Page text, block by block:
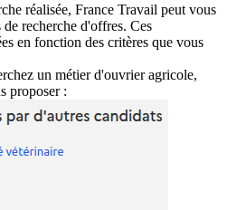
réalisée, France Travail peut vous
recherche d'offres. Ces
en fonction des critères que vous
un métier d'ouvrier agricole,
proposer :